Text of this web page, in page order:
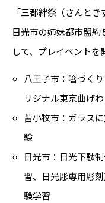
「三都絆祭（さんと
日光市の姉妹都市盟約
して、プレイベントを
八王子市：箸づく
リジナル東京曲げわ
苫小牧市：ガラス
験
日光市：日光下駄
習、日光彫専用彫
験学習